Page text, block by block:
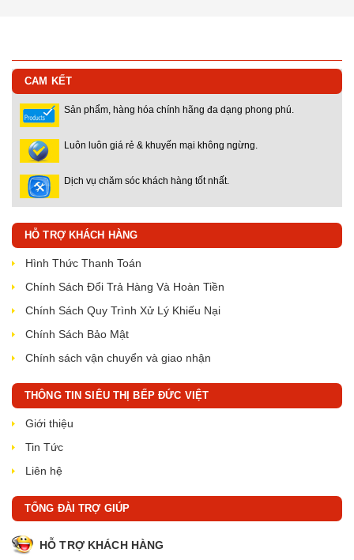
CAM KẾT
Sản phẩm, hàng hóa chính hãng đa dạng phong phú.
Luôn luôn giá rẻ & khuyến mại không ngừng.
Dịch vụ chăm sóc khách hàng tốt nhất.
HỖ TRỢ KHÁCH HÀNG
Hình Thức Thanh Toán
Chính Sách Đổi Trả Hàng Và Hoàn Tiền
Chính Sách Quy Trình Xử Lý Khiếu Nại
Chính Sách Bảo Mật
Chính sách vận chuyển và giao nhận
THÔNG TIN SIÊU THỊ BẾP ĐỨC VIỆT
Giới thiệu
Tin Tức
Liên hệ
TỔNG ĐÀI TRỢ GIÚP
HỖ TRỢ KHÁCH HÀNG